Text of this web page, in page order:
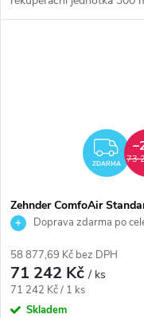
pro úsporné a...
ZDARMA 73
Zehnder ComfoAir
375 VR – centrální
předehřívací registr
Doprava zdarma po
58 877,69 Kč bez DPH
71 242 Kč/ ks
Měrná
cena:
71 242 Kč / 1 ks
Skladem